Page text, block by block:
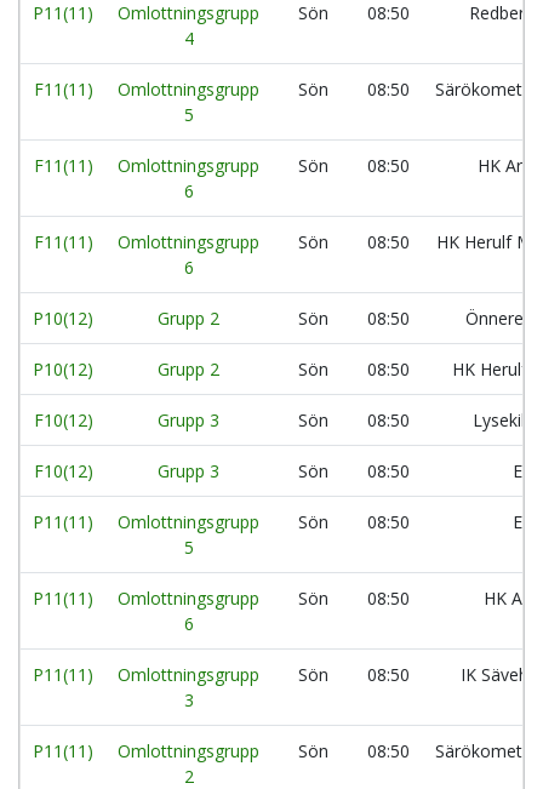
P11(11)
Omlottningsgrupp
4
Sön 08:50
F11(11)
Omlottningsgrupp
5
Sön 08:50
F11(11)
Omlottningsgrupp
6
Sön 08:50 HK
F11(11)
Omlottningsgrupp
6
Sön 08:50 HK Herulf
P10(12) Grupp 2 Sön 08:50
P10(12) Grupp 2 Sön 08:50 HK Herulf
F10(12) Grupp 3 Sön 08:50 Lysekils
F10(12) Grupp 3 Sön 08:50
P11(11)
Omlottningsgrupp
5
Sön 08:50
P11(11)
Omlottningsgrupp
6
Sön 08:50 HK
P11(11)
Omlottningsgrupp
3
Sön 08:50 IK
P11(11)
Omlottningsgrupp
2
Sön 08:50